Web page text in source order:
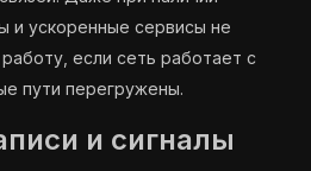
и ускоренные сервисы не
если сеть работает с
пути перегружены.
и сигналы